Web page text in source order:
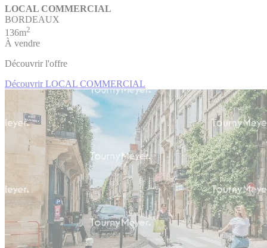
LOCAL COMMERCIAL
BORDEAUX
136m2
À vendre
Découvrir l'offre
Découvrir LOCAL COMMERCIAL